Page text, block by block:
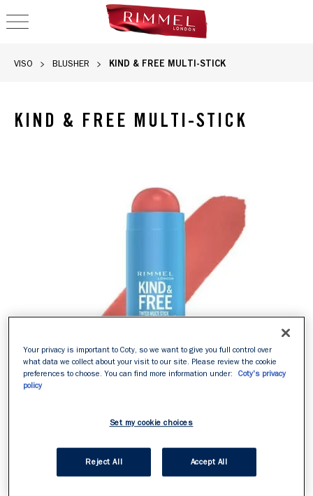
OPEN NAVIGATION
VISO BLUSHER KIND & FREE MULTI-STICK
KIND & FREE MULTI-STICK
ITEM 01 (CURRENT SLIDE)
ITEM 02
ITEM 03
ITEM 04
ITEM 05
ITEM 06
ITEM 07
ITEM 08
001 Caramel Dusk Scegli la tua tonalità
Your privacy is important to Coty, so we want to give you full control over
what data we collect about your visit to our site. Please review the cookie
preferences to choose. You can find more information under:
Coty's privacy
policy
Set my cookie choices
Reject All Accept All